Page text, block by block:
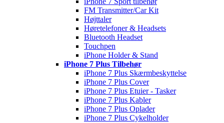
FM Transmitter/Car Kit
Højttaler
Høretelefoner & Headsets
Bluetooth Headset
Touchpen
iPhone Holder & Stand
iPhone 7 Plus Tilbehør
iPhone 7 Plus Skærmbeskyttelse
iPhone 7 Plus Cover
iPhone 7 Plus Etuier - Tasker
iPhone 7 Plus Kabler
iPhone 7 Plus Oplader
iPhone 7 Plus Cykelholder